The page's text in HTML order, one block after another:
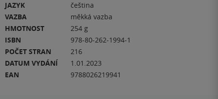
JAZYK
čeština
VAZBA
měkká vazba
HMOTNOST
254 g
ISBN
978-80-262-1994-1
POČET STRAN
216
DATUM VYDÁNÍ
1.01.2023
EAN
9788026219941